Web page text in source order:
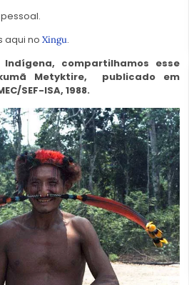
aqui no Xingu.
compartilhamos esse
Metyktire, publicado em
SEF-ISA, 1988.